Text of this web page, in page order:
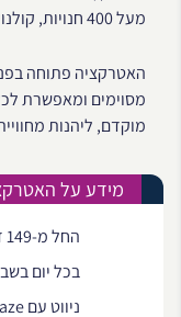
מעל 400 חנויות, קולנוע, מסעדות, ומגוון אטרקציות ופעילויות.
האטרקציה פתוחה
מסוימים ומאפשרת
מוקדם, ליהנות
מידע על
החל מ-149 דירהם (AED) למבוגר
בכל יום בשבוע
ניווט עם Waze